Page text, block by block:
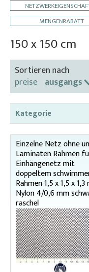
MENGENRABATT
150 x 150 cm
Sortieren nach
preise ausgangs
Kategorie
Abdecknetze für
Absperrnetze
Brutsortierer
Einhängenetze –
Einhängenetze –
Einhängenetze
Einhängenetze
Hälterungsnetz
Einzelne Netz ohne
Laminaten Rahmen
Einhängenetz mit
doppeltem
Rahmen 1,5 x 1,5 x 1,3
Nylon 4/0,6 mm
raschel